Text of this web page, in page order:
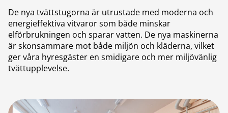
De nya tvättstugorna är utrustade med moderna och
energieffektiva vitvaror som både minskar
elförbrukningen och sparar vatten. De nya maskinerna
är skonsammare mot både miljön och kläderna, vilket
ger våra hyresgäster en smidigare och mer miljövänlig
tvättupplevelse.